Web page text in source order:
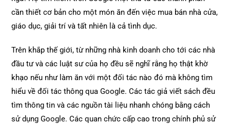
cần thiết cơ bản cho một món ăn đến việc mua bán nhà cửa,
giáo dục, giải trí và tất nhiên là cả tình dục.
Trên khắp thế giới, từ những nhà kinh doanh cho tới các nhà
đầu tư và các luật sư của họ đều sẽ nghĩ rằng họ thật khờ
khạo nếu như làm ăn với một đối tác nào đó mà không tìm
hiểu về đối tác thông qua Google. Các tác giả viết sách đều
tìm thông tin và các nguồn tài liệu nhanh chóng bằng cách
sử dụng Google. Các quan chức cấp cao trong chính phủ sử